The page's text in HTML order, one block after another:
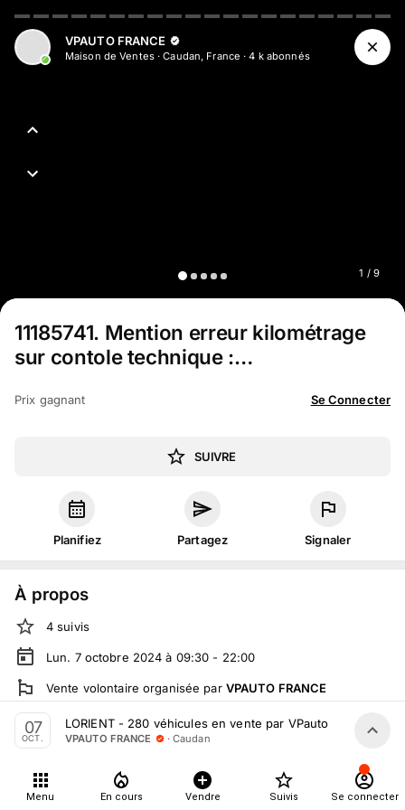
1 / 9
VPAUTO FRANCE
Maison de Ventes·Caudan, France ·4 kabonnés
11185741. Mention erreur kilométrage
sur contole technique :…
Prix gagnant Se Connecter
SUIVRE
Planifiez Partagez Signaler
À propos
4 suivis
Lun. 7 octobre 2024 à 09:30 - 22:00
Vente volontaire organisée par VPAUTO FRANCE
En salle :277 Rue de Kerpont, 56850 Caudan, France
En live
Tout le monde peut participer
07
OCT.
LORIENT - 280 véhicules en vente par VPauto le 07
VPAUTO FRANCE · Caudan
Menu En cours Vendre Suivis Se connecter